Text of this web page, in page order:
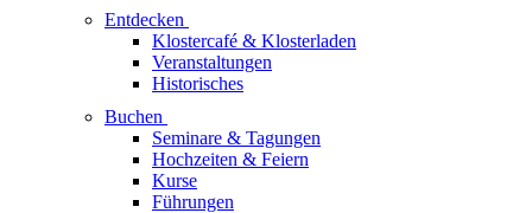
Entdecken
Klostercafé & Klosterladen
Veranstaltungen
Historisches
Buchen
Seminare & Tagungen
Hochzeiten & Feiern
Kurse
Führungen